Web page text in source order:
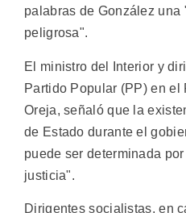
palabras de González una
peligrosa".
El ministro del Interior y
Partido Popular (PP) en el
Oreja, señaló que la
de Estado durante el
puede ser determinada
justicia".
Dirigentes socialistas, en